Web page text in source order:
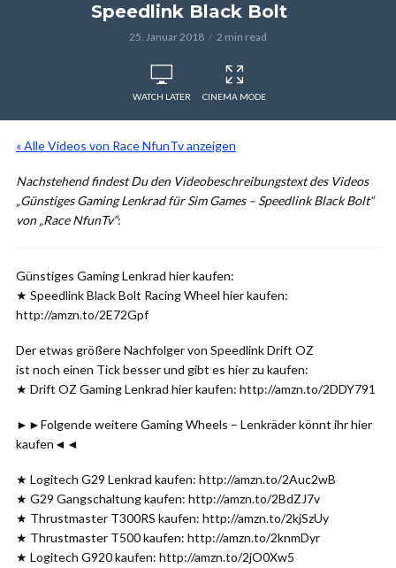
Speedlink Black Bolt
25. Januar 2018 2 min read
WATCH LATER CINEMA MODE
« Alle Videos von Race NfunTv anzeigen
Nachstehend findest Du den Videobeschreibungstext des Videos
„Günstiges Gaming Lenkrad für Sim Games – Speedlink Black Bolt“
von „Race NfunTv“:
Günstiges Gaming Lenkrad hier kaufen:
★ Speedlink Black Bolt Racing Wheel hier kaufen:
http://amzn.to/2E72Gpf
Der etwas größere Nachfolger von Speedlink Drift OZ
ist noch einen Tick besser und gibt es hier zu kaufen:
★ Drift OZ Gaming Lenkrad hier kaufen: http://amzn.to/2DDY791
►►Folgende weitere Gaming Wheels – Lenkräder könnt ihr hier
kaufen◄◄
★ Logitech G29 Lenkrad kaufen: http://amzn.to/2Auc2wB
★ G29 Gangschaltung kaufen: http://amzn.to/2BdZJ7v
★ Thrustmaster T300RS kaufen: http://amzn.to/2kjSzUy
★ Thrustmaster T500 kaufen: http://amzn.to/2knmDyr
★ Logitech G920 kaufen: http://amzn.to/2jO0Xw5